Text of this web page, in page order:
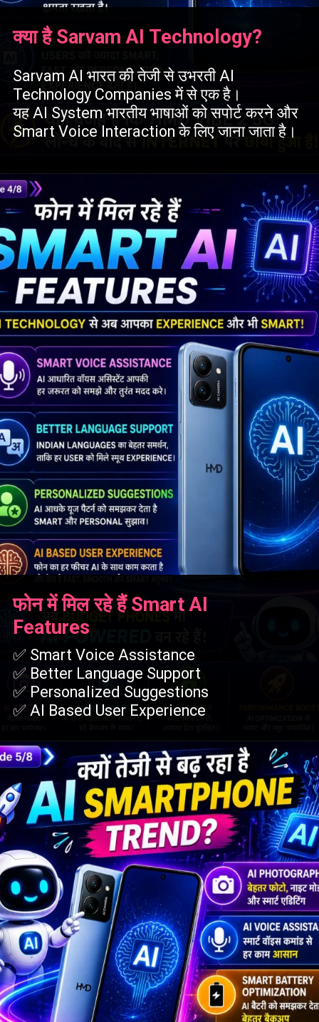
क्या है Sarvam AI Technology?
Sarvam AI भारत की तेजी से उभरती AI
Technology Companies में से एक है।
यह AI System भारतीय भाषाओं को सपोर्ट करने और
Smart Voice Interaction के लिए जाना जाता है।
फोन में मिल रहे हैं Smart AI
Features
✅ Smart Voice Assistance
✅ Better Language Support
✅ Personalized Suggestions
✅ AI Based User Experience